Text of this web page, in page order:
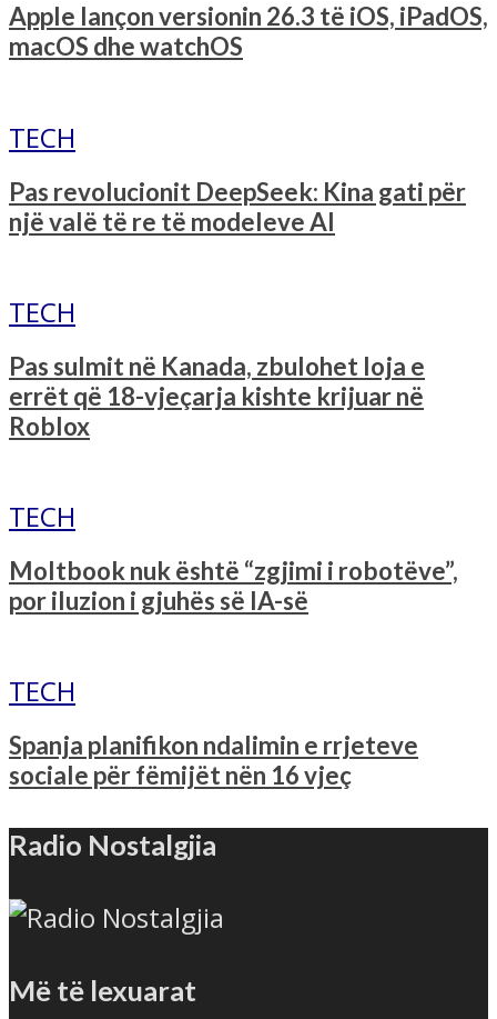
Apple lançon versionin 26.3 të iOS, iPadOS,
macOS dhe watchOS
TECH
Pas revolucionit DeepSeek: Kina gati për
një valë të re të modeleve AI
TECH
Pas sulmit në Kanada, zbulohet loja e
errët që 18-vjeçarja kishte krijuar në
Roblox
TECH
Moltbook nuk është “zgjimi i robotëve”,
por iluzion i gjuhës së IA-së
TECH
Spanja planifikon ndalimin e rrjeteve
sociale për fëmijët nën 16 vjeç
Radio Nostalgjia
Më të lexuarat